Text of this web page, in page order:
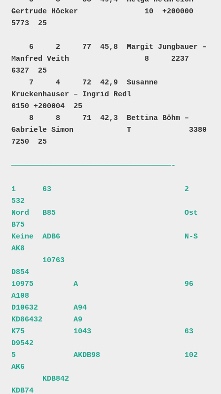
Gertrude Höcker               10  +200000
5773  25
Manfred Veith                 8     2237
6327  25
Kruckenhauser – Ingrid Redl
6150 +200004  25
Gabriele Simon            T             3380